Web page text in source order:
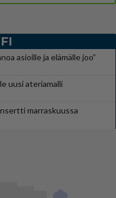
asioille ja elämälle joo”
uusi ateriamalli
marraskuussa